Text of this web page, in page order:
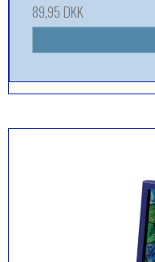
89,95 DKK